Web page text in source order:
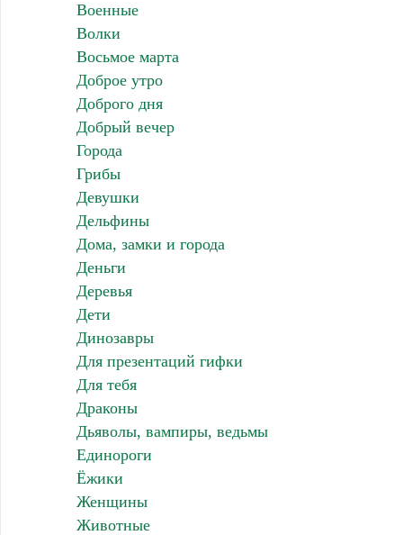
Военные
Волки
Восьмое марта
Доброе утро
Доброго дня
Добрый вечер
Города
Грибы
Девушки
Дельфины
Дома, замки и города
Деньги
Деревья
Дети
Динозавры
Для презентаций гифки
Для тебя
Драконы
Дьяволы, вампиры, ведьмы
Единороги
Ёжики
Женщины
Животные